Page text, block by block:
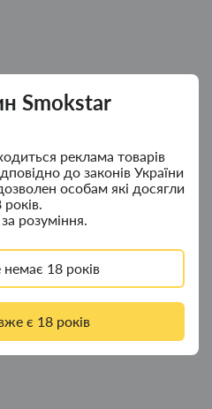
Smokstar
реклама товарів
до законів України
особам які досягли
років.
розуміння.
18 років
є 18 років